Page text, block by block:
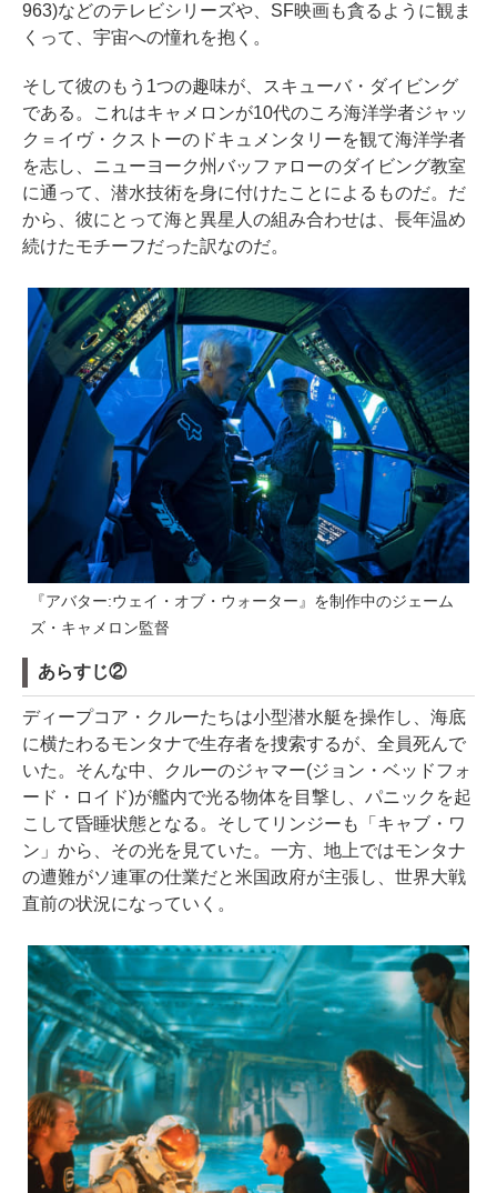
963)などのテレビシリーズや、SF映画も貪るように観ま
くって、宇宙への憧れを抱く。
そして彼のもう1つの趣味が、スキューバ・ダイビング
である。これはキャメロンが10代のころ海洋学者ジャッ
ク＝イヴ・クストーのドキュメンタリーを観て海洋学者
を志し、ニューヨーク州バッファローのダイビング教室
に通って、潜水技術を身に付けたことによるものだ。だ
から、彼にとって海と異星人の組み合わせは、長年温め
続けたモチーフだった訳なのだ。
『アバター:ウェイ・オブ・ウォーター』を制作中のジェーム
ズ・キャメロン監督
あらすじ②
ディープコア・クルーたちは小型潜水艇を操作し、海底
に横たわるモンタナで生存者を捜索するが、全員死んで
いた。そんな中、クルーのジャマー(ジョン・ベッドフォ
ード・ロイド)が艦内で光る物体を目撃し、パニックを起
こして昏睡状態となる。そしてリンジーも「キャブ・ワ
ン」から、その光を見ていた。一方、地上ではモンタナ
の遭難がソ連軍の仕業だと米国政府が主張し、世界大戦
直前の状況になっていく。